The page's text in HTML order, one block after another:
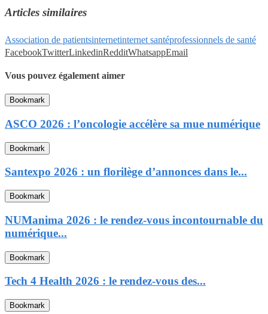
Articles similaires
Association de patientsinternetinternet santéprofessionnels de santé
FacebookTwitterLinkedinRedditWhatsappEmail
Vous pouvez également aimer
Bookmark
ASCO 2026 : l’oncologie accélère sa mue numérique
Bookmark
Santexpo 2026 : un florilège d’annonces dans le...
Bookmark
NUManima 2026 : le rendez-vous incontournable du
numérique...
Bookmark
Tech 4 Health 2026 : le rendez-vous des...
Bookmark